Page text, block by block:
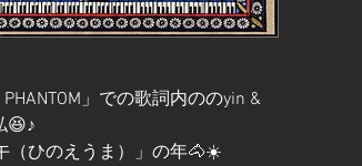
」での歌詞内ののyin &
😆♪
（ひのえうま）」の年🐴☀️